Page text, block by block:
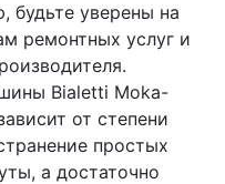
будьте уверены на
ремонтных услуг и
Bialetti Moka-
от степени
простых
а достаточно